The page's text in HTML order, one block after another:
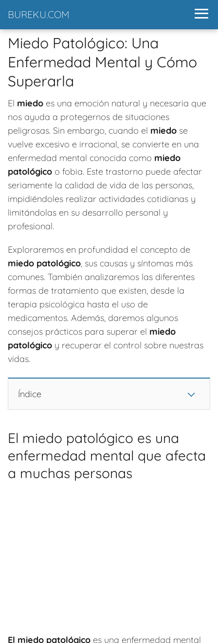
BUREKU.COM
Miedo Patológico: Una
Enfermedad Mental y Cómo
Superarla
El miedo es una emoción natural y necesaria que
nos ayuda a protegernos de situaciones
peligrosas. Sin embargo, cuando el miedo se
vuelve excesivo e irracional, se convierte en una
enfermedad mental conocida como miedo
patológico o fobia. Este trastorno puede afectar
seriamente la calidad de vida de las personas,
impidiéndoles realizar actividades cotidianas y
limitándolas en su desarrollo personal y
profesional.
Exploraremos en profundidad el concepto de
miedo patológico, sus causas y síntomas más
comunes. También analizaremos las diferentes
formas de tratamiento que existen, desde la
terapia psicológica hasta el uso de
medicamentos. Además, daremos algunos
consejos prácticos para superar el miedo
patológico y recuperar el control sobre nuestras
vidas.
Índice
El miedo patológico es una
enfermedad mental que afecta
a muchas personas
El miedo patológico es una enfermedad mental